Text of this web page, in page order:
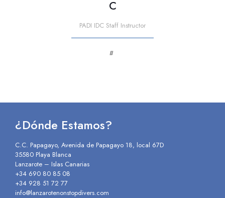
C
PADI IDC Staff Instructor
#
¿Dónde Estamos?
C.C. Papagayo, Avenida de Papagayo 18, local 67D
35580 Playa Blanca
Lanzarote – Islas Canarias
+34 690 80 85 08
+34 928 51 72 77
info@lanzarotenonstopdivers.com